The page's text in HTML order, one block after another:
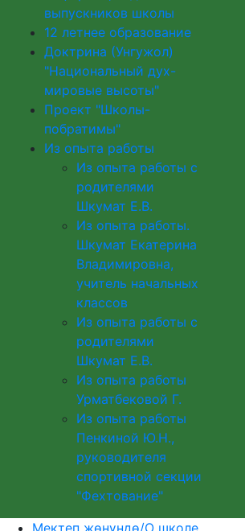
выпускников школы
12 летнее образование
Доктрина (Унгужол)
"Национальный дух-
мировые высоты"
Проект "Школы-
побратимы"
Из опыта работы
Из опыта работы с
родителями
Шкумат Е.В.
Из опыта работы.
Шкумат Екатерина
Владимировна,
учитель начальных
классов
Из опыта работы с
родителями
Шкумат Е.В.
Из опыта работы
Урматбековой Г.
Из опыта работы
Пенкиной Ю.Н.,
руководителя
спортивной секции
"Фехтование"
Мектеп жөнүндө/О школе